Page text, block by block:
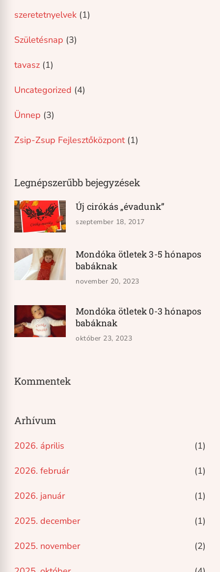
szeretetnyelvek (1)
Születésnap (3)
tavasz (1)
Uncategorized (4)
Ünnep (3)
Zsip-Zsup Fejlesztőközpont(1)
Legnépszerűbb bejegyzések
Új cirókás „évadunk”
szeptember 18, 2017
Mondóka ötletek 3-5 hónapos
babáknak
november 20, 2023
Mondóka ötletek 0-3 hónapos
babáknak
október 23, 2023
Kommentek
Arhívum
2026. április (1)
2026. február (1)
2026. január (1)
2025. december (1)
2025. november (2)